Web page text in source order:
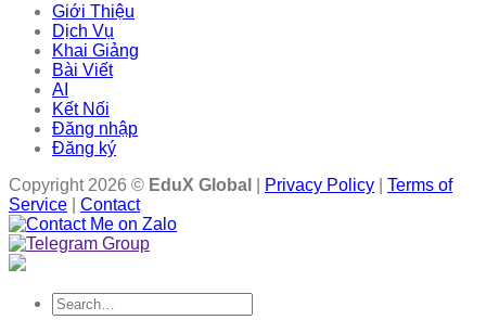
Giới Thiệu
Dịch Vụ
Khai Giảng
Bài Viết
AI
Kết Nối
Đăng nhập
Đăng ký
Copyright 2026 © EduX Global Privacy Policy
Terms of
Service
Contact
Search